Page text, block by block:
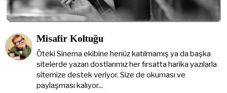
Misafir Koltuğu
Öteki Sinema ekibine henüz katılmamış ya da başka
sitelerde yazan dostlarımız her fırsatta harika yazılarla
sitemize destek veriyor. Size de okuması ve
paylaşması kalıyor...